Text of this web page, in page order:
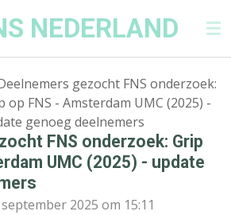
NEDERLAND
gezocht FNS onderzoek:
op FNS - Amsterdam UMC (2025) -
genoeg deelnemers
FNS onderzoek: Grip
UMC (2025) - update
2025 om 15:11